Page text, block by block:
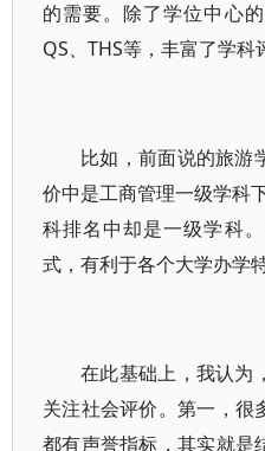
的需要。除了学位中心
QS、THS等，丰富了学科
比如，前面说的旅游
价中是工商管理一级学科
科排名中却是一级学科
式，有利于各个大学办学特
在此基础上，我认为
关注社会评价。第一，很
都有声誉指标，其实就是